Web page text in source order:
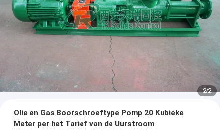
2/2
Olie en Gas Boorschroeftype Pomp 20 Kubieke
Meter per het Tarief van de Uurstroom